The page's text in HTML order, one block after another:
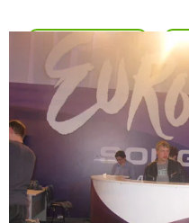
Подробней